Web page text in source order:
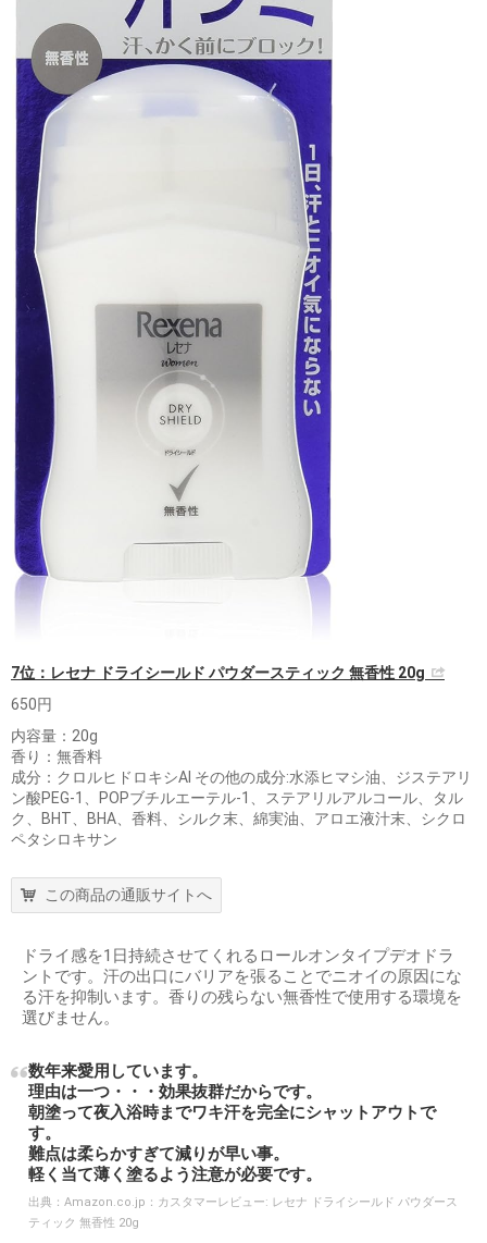
7位：レセナ ドライシールド パウダースティック 無香性 20g
650円
内容量：20g
香り：無香料
成分：クロルヒドロキシAl その他の成分:水添ヒマシ油、ジステアリ
ン酸PEG-1、POPブチルエーテル-1、ステアリルアルコール、タル
ク、BHT、BHA、香料、シルク末、綿実油、アロエ液汁末、シクロ
ペタシロキサン
この商品の通販サイトへ
ドライ感を1日持続させてくれるロールオンタイプデオドラ
ントです。汗の出口にバリアを張ることでニオイの原因にな
る汗を抑制います。香りの残らない無香性で使用する環境を
選びません。
数年来愛用しています。
理由は一つ・・・効果抜群だからです。
朝塗って夜入浴時までワキ汗を完全にシャットアウトで
す。
難点は柔らかすぎて減りが早い事。
軽く当て薄く塗るよう注意が必要です。
出典： Amazon.co.jp：カスタマーレビュー: レセナ ドライシールド パウダース
ティック 無香性 20g